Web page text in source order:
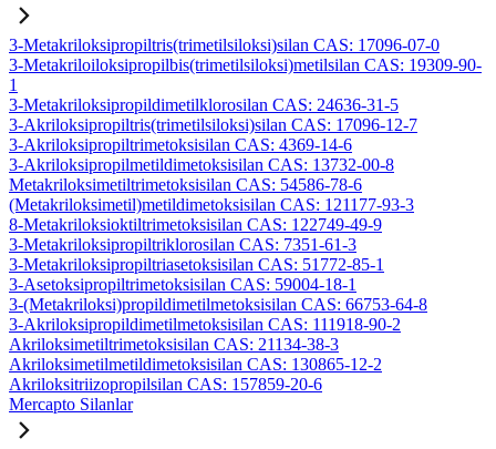
3-Metakriloksipropiltris(trimetilsiloksi)silan CAS: 17096-07-0
3-Metakriloiloksipropilbis(trimetilsiloksi)metilsilan CAS: 19309-90-
1
3-Metakriloksipropildimetilklorosilan CAS: 24636-31-5
3-Akriloksipropiltris(trimetilsiloksi)silan CAS: 17096-12-7
3-Akriloksipropiltrimetoksisilan CAS: 4369-14-6
3-Akriloksipropilmetildimetoksisilan CAS: 13732-00-8
Metakriloksimetiltrimetoksisilan CAS: 54586-78-6
(Metakriloksimetil)metildimetoksisilan CAS: 121177-93-3
8-Metakriloksioktiltrimetoksisilan CAS: 122749-49-9
3-Metakriloksipropiltriklorosilan CAS: 7351-61-3
3-Metakriloksipropiltriasetoksisilan CAS: 51772-85-1
3-Asetoksipropiltrimetoksisilan CAS: 59004-18-1
3-(Metakriloksi)propildimetilmetoksisilan CAS: 66753-64-8
3-Akriloksipropildimetilmetoksisilan CAS: 111918-90-2
Akriloksimetiltrimetoksisilan CAS: 21134-38-3
Akriloksimetilmetildimetoksisilan CAS: 130865-12-2
Akriloksitriizopropilsilan CAS: 157859-20-6
Mercapto Silanlar